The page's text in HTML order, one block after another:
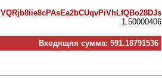
VQRjb8iie8cPAsEa2bCUqvPiVhLfQBo28DJs
1.50000406
Входящяя сумма: 591.18791536